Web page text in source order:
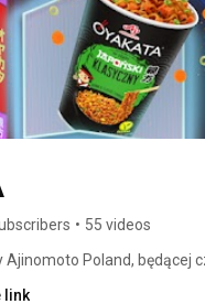
• 55 videos
Ajinomoto Poland, będącej
link